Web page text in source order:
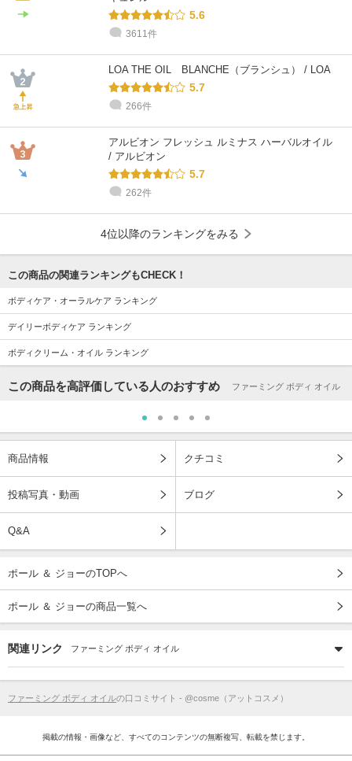
5.6
3611件
LOA THE OIL BLANCHE（ブランシュ） / LOA
5.7
266件
アルビオン フレッシュ ルミナス ハーバルオイル
/ アルビオン
5.7
262件
4位以降のランキングをみる
この商品の関連ランキングもCHECK！
ボディケア・オーラルケア ランキング
デイリーボディケア ランキング
ボディクリーム・オイル ランキング
この商品を高評価している人のおすすめ ファーミング ボディ オイル
商品情報 クチコミ
投稿写真・動画 ブログ
Q&A
ポール ＆ ジョーのTOPへ
ポール ＆ ジョーの商品一覧へ
関連リンク ファーミング ボディ オイル
ファーミング ボディ オイルの口コミサイト - @cosme（アットコスメ）
掲載の情報・画像など、すべてのコンテンツの無断複写、転載を禁じます。